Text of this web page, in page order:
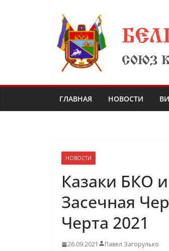
СОЮЗ
ГЛАВНАЯ НОВОСТИ
НОВОСТИ
Казаки БКО
Засечная
Черта 2021
26.09.2021 Павел Загорулько